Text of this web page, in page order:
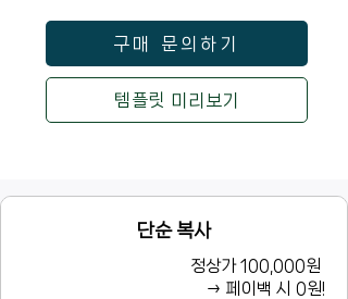
구매 문의하기
템플릿 미리보기
단순 복사
정상가 100,000원
→ 페이백 시 0원!